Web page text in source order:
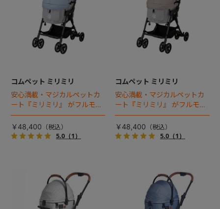
コムペット ミリミリ
安心満載・マジカルペットカ
ート『ミリミリ』 がフルモデ
ルチェンジ。 新機能「マジカ
ルフォールディング」搭載
￥48,400
5.0（1）
コムペット ミリミリ
安心満載・マジカルペットカ
ート『ミリミリ』 がフルモデ
ルチェンジ。 新機能「マジカ
ルフォールディング」搭載
￥48,400
5.0（1）